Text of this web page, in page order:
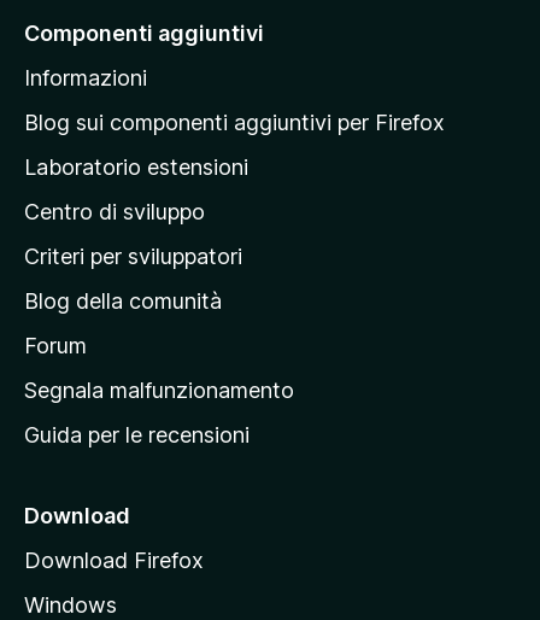
a
l
a
a
g
i
a
p
r
n
i
a
l
Componenti aggiuntivi
Informazioni
Blog sui componenti aggiuntivi per Firefox
Laboratorio estensioni
Centro di sviluppo
Criteri per sviluppatori
Blog della comunità
Forum
Segnala malfunzionamento
Guida per le recensioni
Download
Download Firefox
Windows